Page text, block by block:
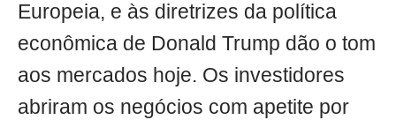
Europeia, e às diretrizes da política
econômica de Donald Trump dão o tom
aos mercados hoje. Os investidores
abriram os negócios com apetite por